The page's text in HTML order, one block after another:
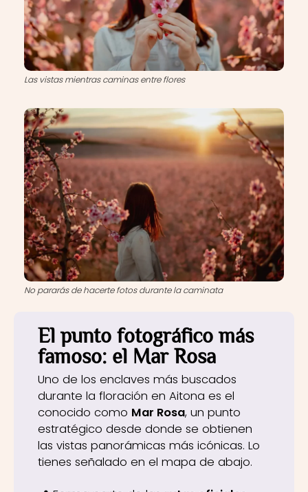
Las vistas mientras caminas entre flores
No pararás de hacerte fotos durante la caminata
El punto fotográfico más
famoso: el Mar Rosa
Uno de los enclaves más buscados
durante la floración en Aitona es el
conocido como Mar Rosa, un punto
estratégico desde donde se obtienen
las vistas panorámicas más icónicas. Lo
tienes señalado en el mapa de abajo.